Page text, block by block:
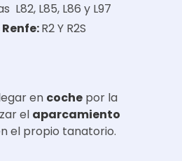
L82, L85, L86 y L97
R2 Y R2S
en coche por la
el aparcamiento
el propio tanatorio.